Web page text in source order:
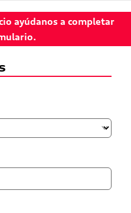
ayúdanos a completar